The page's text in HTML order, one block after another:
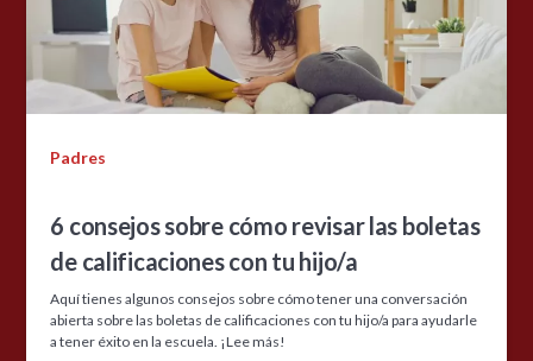
Padres
6 consejos sobre cómo revisar las boletas
de calificaciones con tu hijo/a
Aquí tienes algunos consejos sobre cómo tener una conversación
abierta sobre las boletas de calificaciones con tu hijo/a para ayudarle
a tener éxito en la escuela. ¡Lee más!